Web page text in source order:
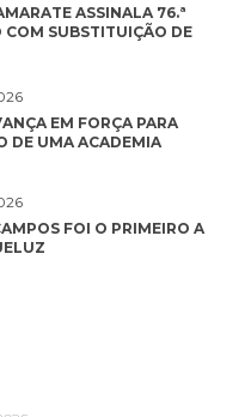
ASSINALA 76.ª
COM SUBSTITUIÇÃO DE
EM FORÇA PARA
DE UMA ACADEMIA
FOI O PRIMEIRO A